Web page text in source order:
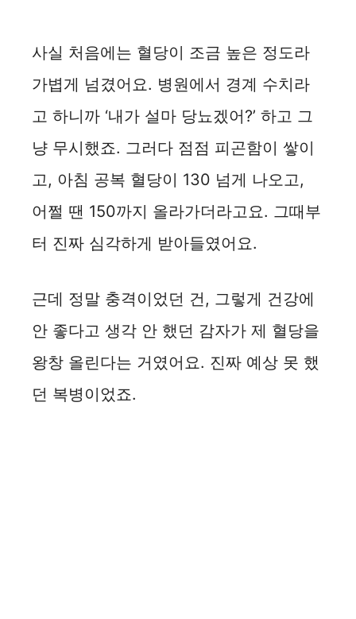
사실 처음에는 혈당이 조금 높은 정도라
가볍게 넘겼어요. 병원에서 경계 수치라
고 하니까 ‘내가 설마 당뇨겠어?’ 하고 그
냥 무시했죠. 그러다 점점 피곤함이 쌓이
고, 아침 공복 혈당이 130 넘게 나오고,
어쩔 땐 150까지 올라가더라고요. 그때부
터 진짜 심각하게 받아들였어요.
근데 정말 충격이었던 건, 그렇게 건강에
안 좋다고 생각 안 했던 감자가 제 혈당을
왕창 올린다는 거였어요. 진짜 예상 못 했
던 복병이었죠.